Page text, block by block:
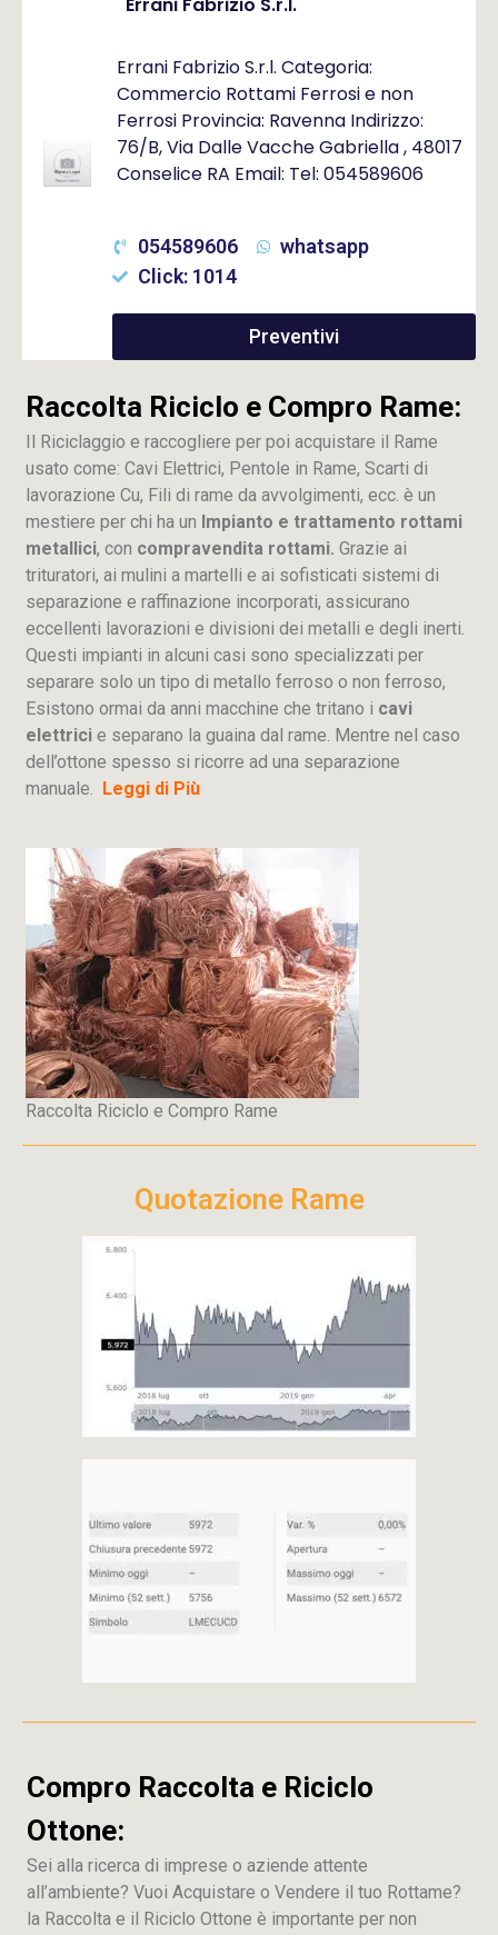
Errani Fabrizio S.r.l. Categoria:
Commercio Rottami Ferrosi e non
Ferrosi Provincia: Ravenna Indirizzo:
76/B, Via Dalle Vacche Gabriella , 48017
Conselice RA Email: Tel: 054589606
054589606
whatsapp
Click: 1014
Preventivi
Raccolta Riciclo e Compro Rame:
Il Riciclaggio e raccogliere per poi acquistare il Rame
usato come: Cavi Elettrici, Pentole in Rame, Scarti di
lavorazione Cu, Fili di rame da avvolgimenti, ecc. è un
mestiere per chi ha un Impianto e trattamento rottami
metallici, con compravendita rottami. Grazie ai
trituratori, ai mulini a martelli e ai sofisticati sistemi di
separazione e raffinazione incorporati, assicurano
eccellenti lavorazioni e divisioni dei metalli e degli inerti.
Questi impianti in alcuni casi sono specializzati per
separare solo un tipo di metallo ferroso o non ferroso,
Esistono ormai da anni macchine che tritano i cavi
elettrici e separano la guaina dal rame. Mentre nel caso
dell’ottone spesso si ricorre ad una separazione
manuale. Leggi di Più
Raccolta Riciclo e Compro Rame
Quotazione Rame
Compro Raccolta e Riciclo
Ottone:
Sei alla ricerca di imprese o aziende attente
all’ambiente? Vuoi Acquistare o Vendere il tuo Rottame?
la Raccolta e il Riciclo Ottone è importante per non